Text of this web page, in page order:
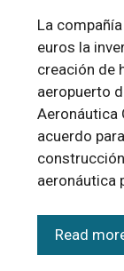
La
euros la
creación de
aeropuerto
Aeronáutica
acuerdo
aeronáutica
Read